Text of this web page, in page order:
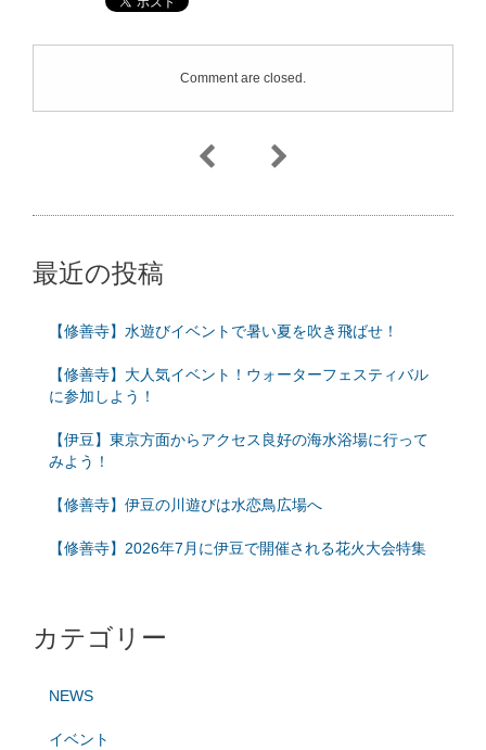
Comment are closed.
最近の投稿
【修善寺】水遊びイベントで暑い夏を吹き飛ばせ！
【修善寺】大人気イベント！ウォーターフェスティバル
に参加しよう！
【伊豆】東京方面からアクセス良好の海水浴場に行って
みよう！
【修善寺】伊豆の川遊びは水恋鳥広場へ
【修善寺】2026年7月に伊豆で開催される花火大会特集
カテゴリー
NEWS
イベント